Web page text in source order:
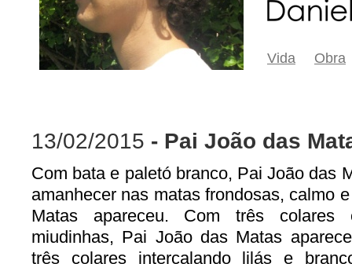
Vida Obra
13/02/2015 - Pai João das
Com bata e paletó branco, Pai João das
amanhecer nas matas frondosas, calmo
Matas apareceu. Com três colares
miudinhas, Pai João das Matas
três colares intercalando lilás e